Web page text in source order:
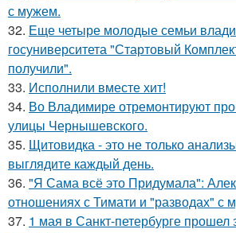
с мужем.
32. Еще четыре молодые семьи
госуниверситета "Стартовый
получили".
33. Исполнили вместе хит!
34. Во Владимире отремонтируют
улицы Чернышевского.
35. Щитовидка - это не только
выглядите каждый день.
36. "Я Сама всё это Придумала":
отношениях с Тимати и "разводах" с
37. 1 мая в Санкт-петербурге прошел